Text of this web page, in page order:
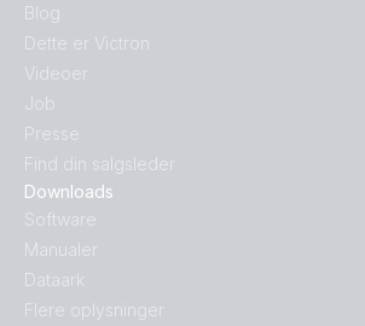
Downloads
Software
Manualer
Dataark
Flere oplysninger
Blog
Dette er Victron
Videoer
Job
Presse
Find din salgsleder